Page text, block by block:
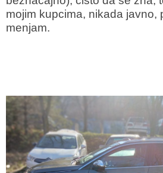
mojim kupcima, nikada javno,
menjam.